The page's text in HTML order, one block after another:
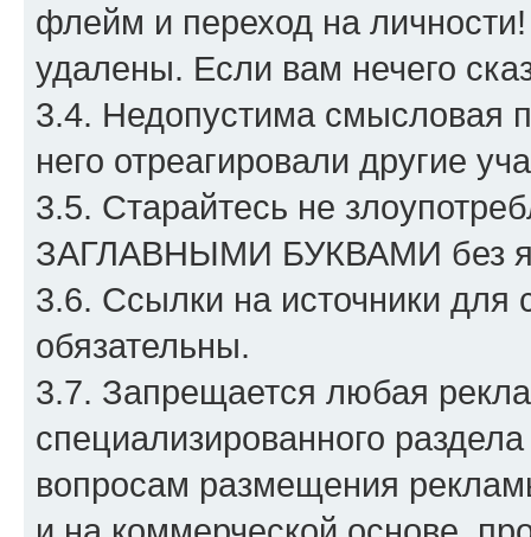
флейм и переход на
удалены. Если вам нечего
3.4. Недопустима смысловая
него отреагировали другие
3.5. Старайтесь не
ЗАГЛАВНЫМИ БУКВАМИ без
3.6. Ссылки на источники для
обязательны.
3.7. Запрещается любая
специализированного
вопросам размещения